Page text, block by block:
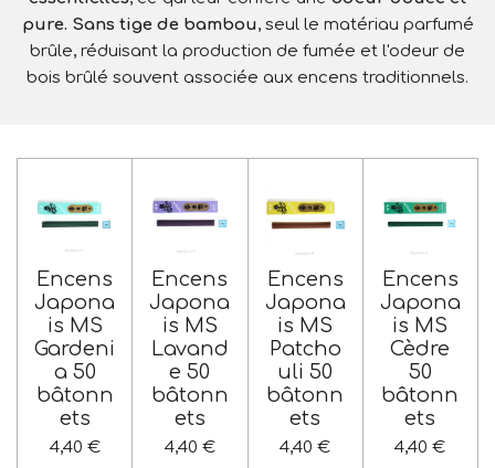
pure. Sans tige de bambou, seul le matériau parfumé
brûle, réduisant la production de fumée et l'odeur de
bois brûlé souvent associée aux encens traditionnels.
Encens
Japona
is MS
Gardeni
a 50
bâtonn
ets
4,40 €
Encens
Japona
is MS
Lavand
e 50
bâtonn
ets
4,40 €
Encens
Japona
is MS
Patcho
uli 50
bâtonn
ets
4,40 €
Encens
Japona
is MS
Cèdre
50
bâtonn
ets
4,40 €